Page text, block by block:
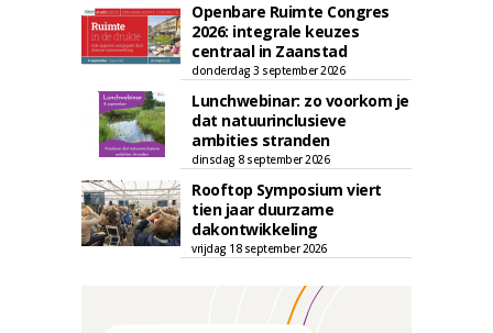
Openbare Ruimte Congres
2026: integrale keuzes
centraal in Zaanstad
donderdag 3 september 2026
Lunchwebinar: zo voorkom je
dat natuurinclusieve
ambities stranden
dinsdag 8 september 2026
Rooftop Symposium viert
tien jaar duurzame
dakontwikkeling
vrijdag 18 september 2026